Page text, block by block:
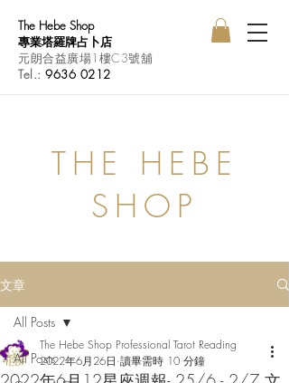
The Hebe Shop
專業塔羅牌占卜店
元朗合益廣場1樓C3號舖
Tel.:9636 0212
THE HEBE
SHOP
文章
All Posts
All Posts
The Hebe Shop Professional Tarot Reading
2022年6月26日 讀畢需時 10 分鐘